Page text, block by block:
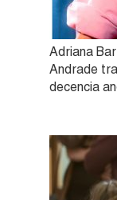
Adriana
Andrade
decencia